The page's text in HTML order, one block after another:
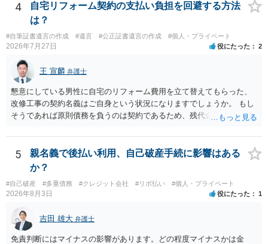
4
自宅リフォーム契約の支払い負担を回避する方法
は？
#自筆証書遺言の作成 #遺言 #公正証書遺言の作成 #個人・プライベート
2026年7月27日 役にたった 2
王 宣麟 弁護士
懇意にしている男性に自宅のリフォーム費用を立て替えてもらった、
改修工事の契約名義はご自身という状況になりますでしょうか。 もし
そうであれば原則債務を負うのは契約であるため、残代金を捻出して
ます。 入籍した場合でも、原則契約者が単独で全ての債務を負うこと
には変わりがありません。 なかなか対応に難しい案件であり、公開の
場でアドバイスを行うのも限界があるように思われますので、資料等
を持参のうえ個別に弁護士に相談されることをお勧めします。
5
親名義で後払い利用、自己破産手続に影響はある
か？
#自己破産 #多重債務 #クレジット会社 #リボ払い #個人・プライベート
2026年8月3日 役にたった 1
吉田 雄大 弁護士
免責判断にはマイナスの影響があります。どの程度マイナスかは金